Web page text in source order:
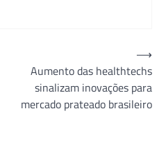
Aumento das healthtechs
sinalizam inovações para
mercado prateado brasileiro
⟶